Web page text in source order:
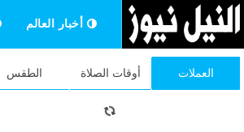
أخبار العالم
العملات أوقات الصلاة الطقس